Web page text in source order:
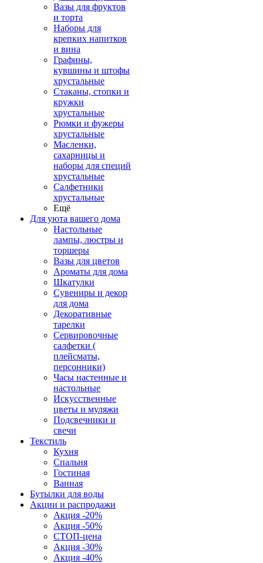
Вазы для фруктов
и торта
Наборы для
крепких напитков
и вина
Графины,
кувшины и штофы
хрустальные
Стаканы, стопки и
кружки
хрустальные
Рюмки и фужеры
хрустальные
Масленки,
сахарницы и
наборы для специй
хрустальные
Салфетники
хрустальные
Ещё
Для уюта вашего дома
Настольные
лампы, люстры и
торшеры
Вазы для цветов
Ароматы для дома
Шкатулки
Сувениры и декор
для дома
Декоративные
тарелки
Сервировочные
салфетки (
плейсматы,
персонники)
Часы настенные и
настольные
Искусственные
цветы и муляжи
Подсвечники и
свечи
Текстиль
Кухня
Спальня
Гостиная
Ванная
Бутылки для воды
Акции и распродажи
Акция -20%
Акция -50%
СТОП-цена
Акция -30%
Акция -40%